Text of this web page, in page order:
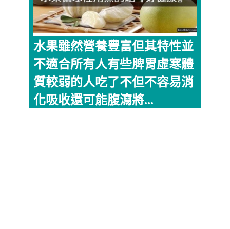
水果雖然營養豐富但其特性並
不適合所有人有些脾胃虛寒體
質較弱的人吃了不但不容易消
化吸收還可能腹瀉將...